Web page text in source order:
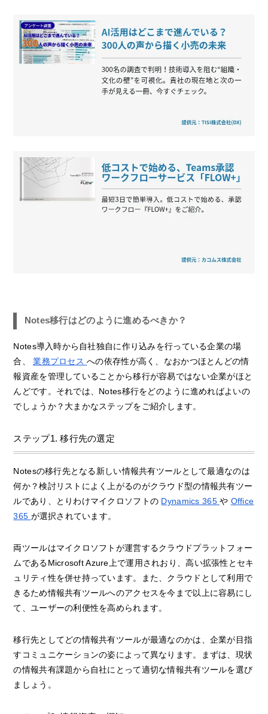
Notes移行はどのように進めるべきか？
Notes導入時から自社独自に作り込みを行っている企業の場
合、業務プロセスへの依存性が高く、なおかつほとんどの情
報資産を管理していることから移行が容易ではない企業がほと
んどです。それでは、Notes移行をどのように進めればよいの
でしょうか？大まかなステップをご紹介します。
ステップ1. 移行先の選定
Notesの移行先となる新しい情報共有ツールとして最適なのは
何か？検討リストによく上がるのがクラウド型の情報共有ツー
ルであり、とりわけマイクロソフトの Dynamics 365や Office
365 が選択されています。
両ツールはマイクロソフトが運営するクラウドプラットフォー
ムであるMicrosoft Azure上で運用されおり、高い拡張性とセキ
ュリティ性を併せ持っています。また、クラウドとして利用で
きるため情報共有ツールへのアクセスを今まで以上に容易にし
て、ユーザーの利便性を高められます。
移行先としてどの情報共有ツールが最適なのかは、企業が目指
すコミュニケーションの姿によって異なります。まずは、現状
の情報共有課題から自社にとって適切な情報共有ツールを選び
ましょう。